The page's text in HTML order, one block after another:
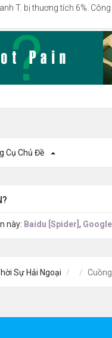
T. bị thương tích 6%.
Cụ Chủ Đề
này: Baidu [Spider] ,
Sự Hải Ngoại